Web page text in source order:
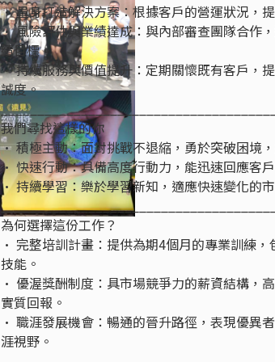
• 量身打造解決方案：根據客戶的營運狀況，
• 風險評估與業績達成：與內部審查團隊合作
績目標。
• 持續服務與價值提升：定期關懷既有客戶，
誠度。
我們尋找這樣的你
• 積極主動：面對挑戰不退縮，勇於突破困境
• 快速行動：具備高度行動力，能迅速回應客
• 持續學習：樂於學習新知，適應快速變化的
為何選擇這份工作？
• 完整培訓計畫：提供為期4個月的專業訓練
技能。
• 優渥獎酬制度：具市場競爭力的薪資結構，
實質回報。
• 職涯發展機會：暢通的晉升路徑，表現優異
涯視野。